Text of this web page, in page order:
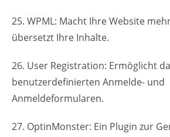
25. WPML: Macht Ihre Website
übersetzt Ihre Inhalte.
26. User Registration: Ermöglicht
benutzerdefinierten Anmelde- und
Anmeldeformularen.
27. OptinMonster: Ein Plugin zur